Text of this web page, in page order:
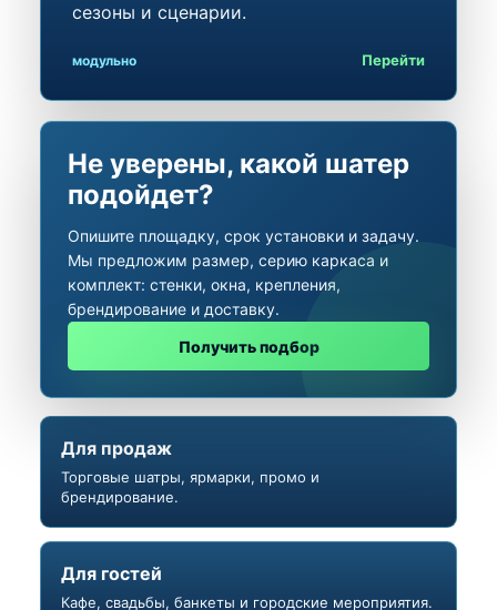
сезоны и сценарии.
модульно Перейти
Не уверены, какой шатер
подойдет?
Опишите площадку, срок установки и задачу.
Мы предложим размер, серию каркаса и
комплект: стенки, окна, крепления,
брендирование и доставку.
Получить подбор
Для продаж
Торговые шатры, ярмарки, промо и
брендирование.
Для гостей
Кафе, свадьбы, банкеты и городские мероприятия.